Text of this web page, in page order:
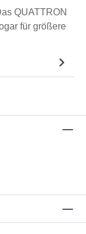
QUATTRON
für größere